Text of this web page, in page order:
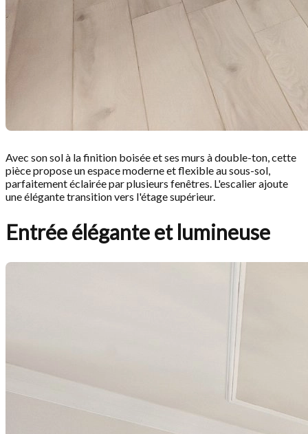
Avec son sol à la finition boisée et ses murs à double-ton, cette
pièce propose un espace moderne et flexible au sous-sol,
parfaitement éclairée par plusieurs fenêtres. L'escalier ajoute
une élégante transition vers l'étage supérieur.
Entrée élégante et lumineuse